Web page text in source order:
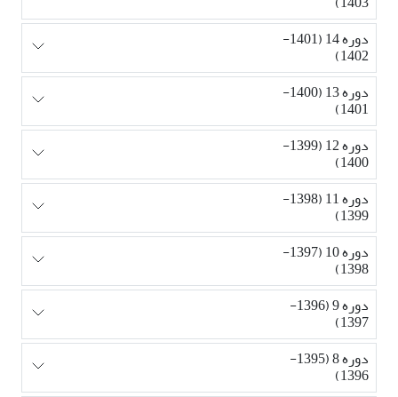
دوره 14 (1401-
1402)
دوره 13 (1400-
1401)
دوره 12 (1399-
1400)
دوره 11 (1398-
1399)
دوره 10 (1397-
1398)
دوره 9 (1396-
1397)
دوره 8 (1395-
1396)